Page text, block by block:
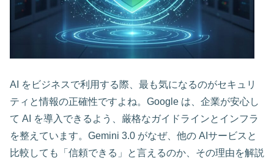
AI をビジネスで利用する際、最も気になるのがセキュリ
ティと情報の正確性ですよね。Google は、企業が安心し
て AI を導入できるよう、厳格なガイドラインとインフラ
を整えています。Gemini 3.0 がなぜ、他の AIサービスと
比較しても「信頼できる」と言えるのか、その理由を解説